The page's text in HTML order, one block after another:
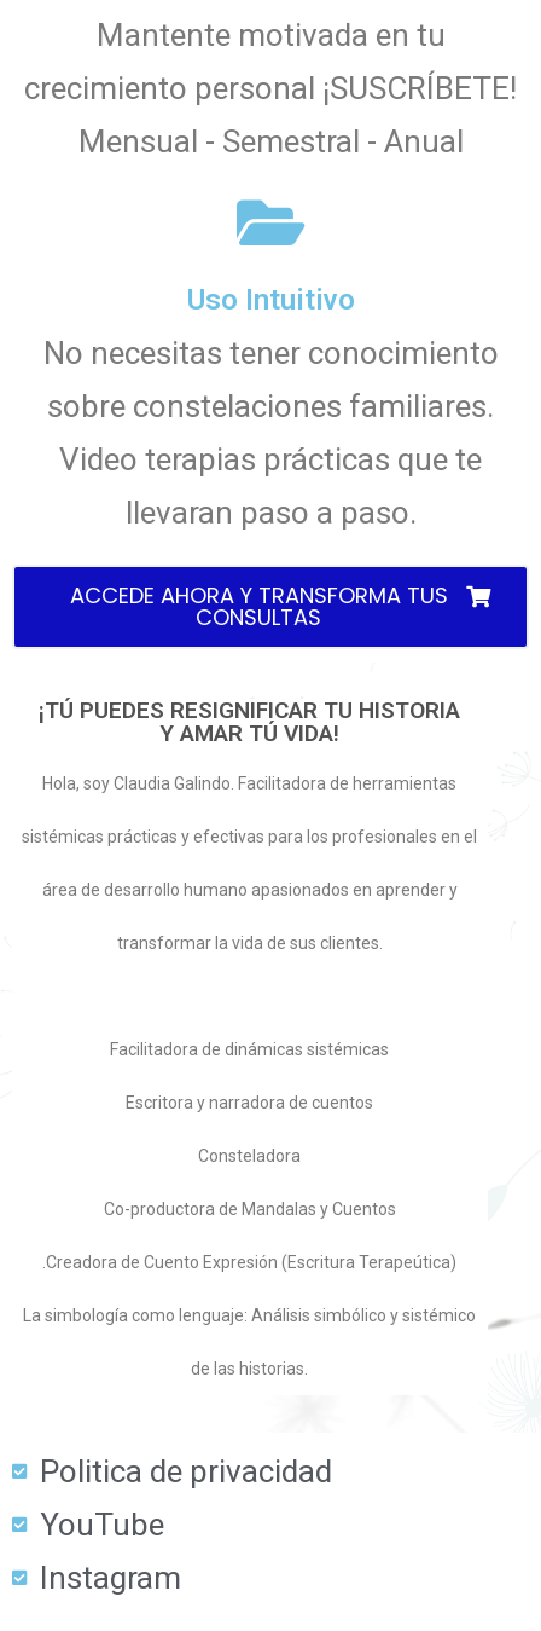
Mantente motivada en tu
crecimiento personal ¡SUSCRÍBETE!
Mensual - Semestral - Anual
Uso Intuitivo
No necesitas tener conocimiento
sobre constelaciones familiares.
Video terapias prácticas que te
llevaran paso a paso.
ACCEDE AHORA Y TRANSFORMA TUS
CONSULTAS
¡TÚ PUEDES RESIGNIFICAR TU HISTORIA
Y AMAR TÚ VIDA!
Hola, soy Claudia Galindo. Facilitadora de herramientas
sistémicas prácticas y efectivas para los profesionales en el
área de desarrollo humano apasionados en aprender y
transformar la vida de sus clientes.
Facilitadora de dinámicas sistémicas
Escritora y narradora de cuentos
Consteladora
Co-productora de Mandalas y Cuentos
.Creadora de Cuento Expresión (Escritura Terapeútica)
La simbología como lenguaje: Análisis simbólico y sistémico
de las historias.
Politica de privacidad
YouTube
Instagram